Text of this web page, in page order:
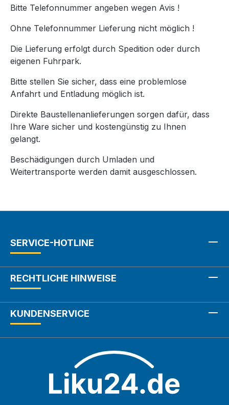
Bitte Telefonnummer angeben wegen Avis !
Ohne Telefonnummer Lieferung nicht möglich !
Die Lieferung erfolgt durch Spedition oder durch
eigenen Fuhrpark.
Bitte stellen Sie sicher, dass eine problemlose
Anfahrt und Entladung möglich ist.
Direkte Baustellenanlieferungen sorgen dafür, dass
Ihre Ware sicher und kostengünstig zu Ihnen
gelangt.
Beschädigungen durch Umladen und
Weitertransporte werden damit ausgeschlossen.
SERVICE-HOTLINE
RECHTLICHE HINWEISE
KUNDENSERVICE